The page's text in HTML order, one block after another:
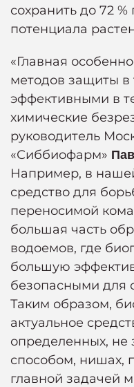
сохранить до 72 %
потенциала
«Главная
методов защиты в
эффективными в
химические
руководитель
«Сиббиофарм»
Например, в
средство для
переносимой
большая часть
водоемов, где
большую
безопасными для
Таким образом,
актуальное
определенных,
способом, нишах,
главной задачей